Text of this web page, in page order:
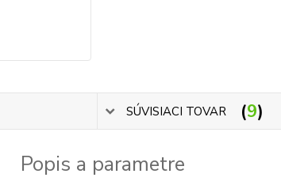
SÚVISIACI TOVAR 9
Popis a parametre